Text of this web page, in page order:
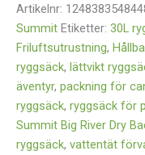
Artikelnr:
Summit Etiketter: 30L
Friluftsutrustning,
ryggsäck, lättvikt
äventyr, packning för
ryggsäck, ryggsäck för
Summit Big River Dry
ryggsäck, vattentät